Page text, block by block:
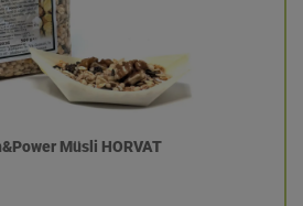
Müsli HORVAT